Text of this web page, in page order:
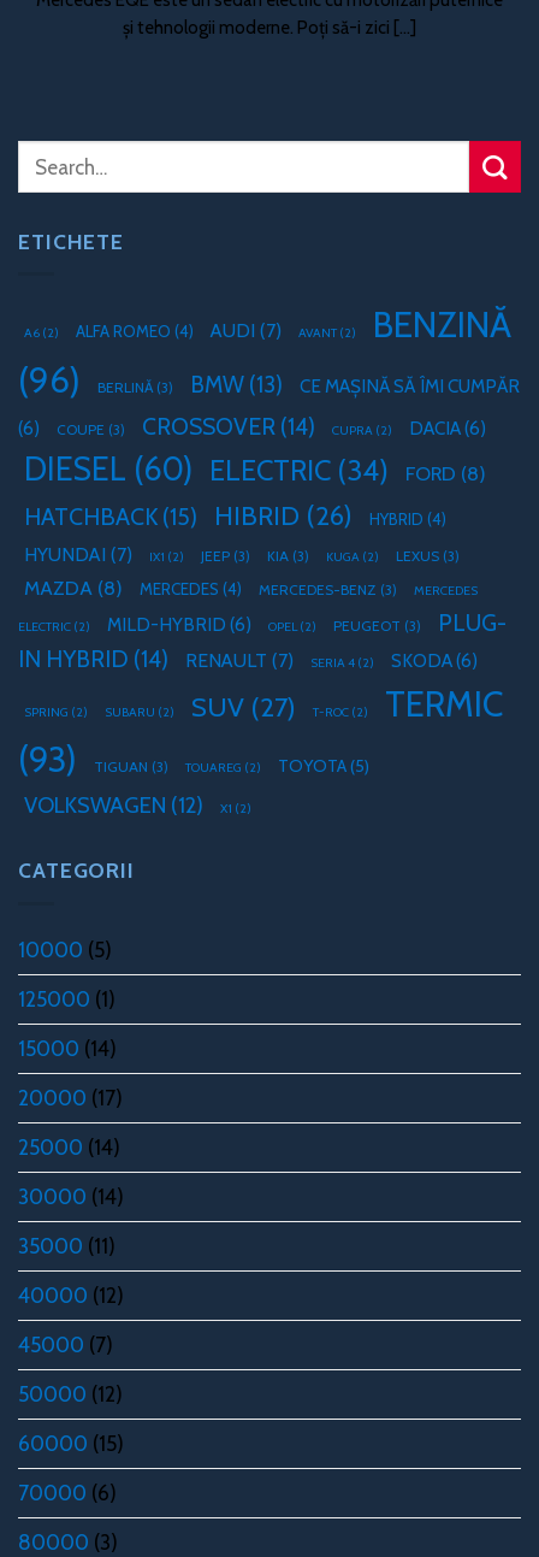
și tehnologii moderne. Poți să-i zici [...]
ETICHETE
A6 (2) ALFA ROMEO (4) AUDI (7) AVANT (2)
BENZINĂ
(96)
BERLINĂ (3) BMW (13)
CE MAȘINĂ SĂ ÎMI CUMPĂR
(6)
COUPE (3) CROSSOVER (14) CUPRA (2) DACIA(6)
DIESEL (60) ELECTRIC (34) FORD (8)
HATCHBACK (15) HIBRID (26) HYBRID (4)
HYUNDAI (7) IX1 (2) JEEP (3) KIA (3) KUGA (2) LEXUS (3)
MAZDA (8) MERCEDES (4) MERCEDES-BENZ (3) MERCEDES
ELECTRIC (2) MILD-HYBRID (6) OPEL(2) PEUGEOT (3)
PLUG-
IN HYBRID (14) RENAULT (7) SERIA 4 (2) SKODA(6)
SPRING (2) SUBARU (2) SUV (27) T-ROC (2)
TERMIC
(93)
TIGUAN (3) TOUAREG (2) TOYOTA(5)
VOLKSWAGEN (12) X1 (2)
CATEGORII
10000 (5)
125000 (1)
15000 (14)
20000 (17)
25000 (14)
30000 (14)
35000 (11)
40000 (12)
45000 (7)
50000 (12)
60000 (15)
70000 (6)
80000 (3)